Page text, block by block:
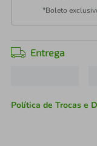
*Boleto
Entrega
Política de Trocas e